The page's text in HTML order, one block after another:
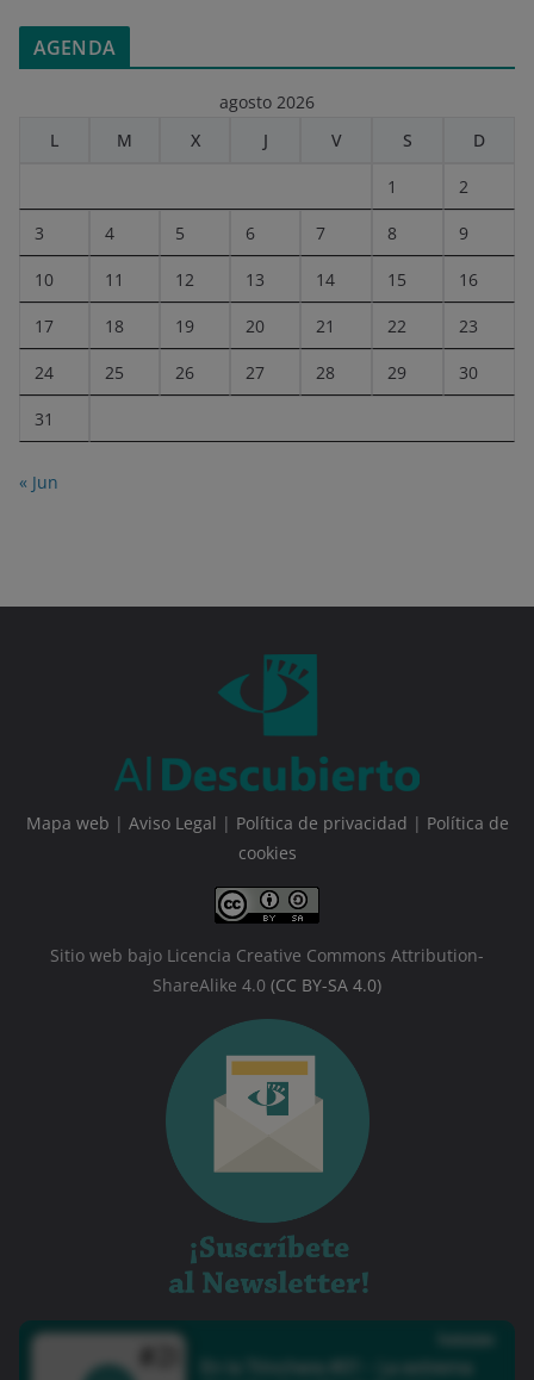
AGENDA
agosto 2026
L
M X J V S D
1 2
3 4 5 6 7 8 9
10 11 12 13 14 15 16
17 18 19 20 21 22 23
24 25 26 27 28 29 30
31
« Jun
Mapa web | Aviso Legal | Política de privacidad | Política de
cookies
Sitio web bajo Licencia Creative Commons Attribution-
ShareAlike 4.0 (CC BY-SA 4.0)